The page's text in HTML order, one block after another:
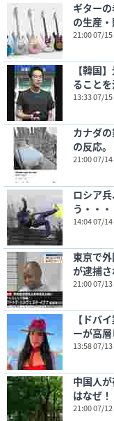
ギター
の生産
21:00 07/15
【韓国
ること
13:33 07/15
カナダ
の反応。
21:00 07/14
ロシア
う・・
14:04 07/14
東京で
が逮捕
21:00 07/13
【ドバ
ーが高
13:58 07/13
中国人
はなぜ
21:00 07/12